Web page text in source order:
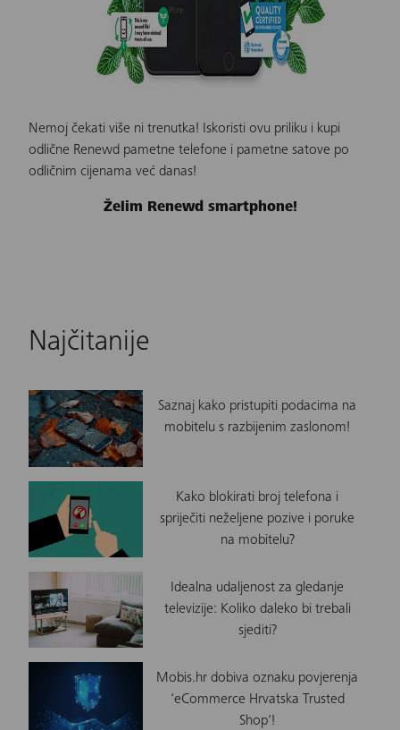
Nemoj čekati više ni trenutka! Iskoristi ovu priliku i kupi
odlične Renewd pametne telefone i pametne satove po
odličnim cijenama već danas!
Želim Renewd smartphone!
Najčitanije
Saznaj kako pristupiti podacima na
mobitelu s razbijenim zaslonom!
Kako blokirati broj telefona i
spriječiti neželjene pozive i poruke
na mobitelu?
Idealna udaljenost za gledanje
televizije: Koliko daleko bi trebali
sjediti?
Mobis.hr dobiva oznaku povjerenja
'eCommerce Hrvatska Trusted
Shop'!